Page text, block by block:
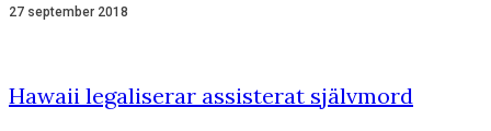
27 september 2018
Hawaii legaliserar assisterat självmord